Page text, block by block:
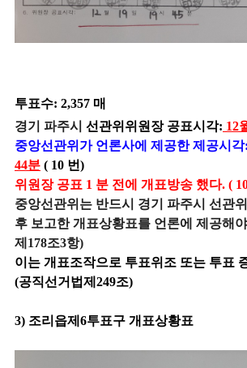
투표수: 2,357 매
경기 파주시 선관위위원장 공표시각: 12
중앙선관위가 언론사에 제공한 제공시각:
44분 ( 10 번)
위원장 공표 1 분 전에 개표방송 했다. (
중앙선관위는 반드시 경기 파주시 선관
후 보고한 개표상황표를 언론에 제공해
제178조3항)
이는 개표조작으로 투표위조 또는 투표
(공직선거법제249조)
3) 조리읍제6투표구 개표상황표